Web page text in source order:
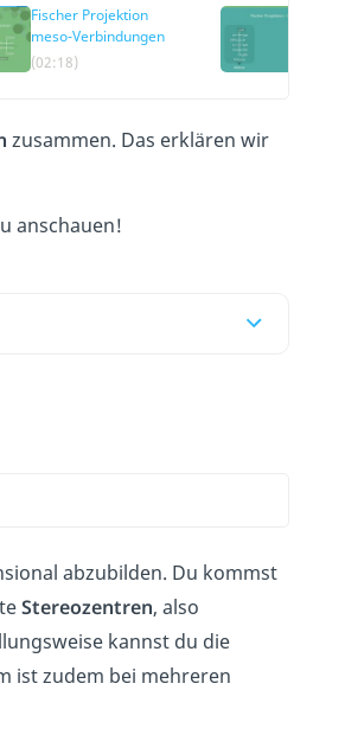
Fischer Projektion
meso-Verbindungen
(02:18)
zusammen. Das erklären wir
anschauen!
abzubilden. Du kommst
Stereozentren, also
kannst du die
ist zudem bei mehreren